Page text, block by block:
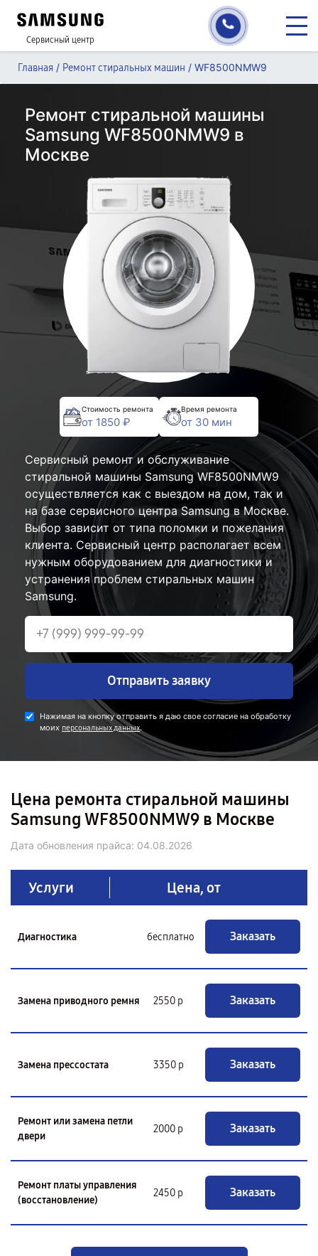
Сервисный центр
Главная / Ремонт стиральных машин / WF8500NMW9
Ремонт стиральной машины
Samsung WF8500NMW9 в
Москве
Стоимость ремонта
от 1850 ₽
Время ремонта
от 30 мин
Сервисный ремонт и обслуживание
стиральной машины Samsung WF8500NMW9
осуществляется как с выездом на дом, так и
на базе сервисного центра Samsung в Москве.
Выбор зависит от типа поломки и пожелания
клиента. Сервисный центр располагает всем
нужным оборудованием для диагностики и
устранения проблем стиральных машин
Samsung.
Отправить заявку
Нажимая на кнопку отправить я даю свое согласие на обработку
моих персональных данных.
Цена ремонта стиральной машины
Samsung WF8500NMW9 в Москве
Дата обновления прайса: 04.08.2026
Услуги Цена, от
Диагностика бесплатно Заказать
Замена приводного ремня 2550 р Заказать
Замена прессостата 3350 р Заказать
Ремонт или замена петли
двери
2000 р Заказать
Ремонт платы управления
(восстановление)
2450 р Заказать